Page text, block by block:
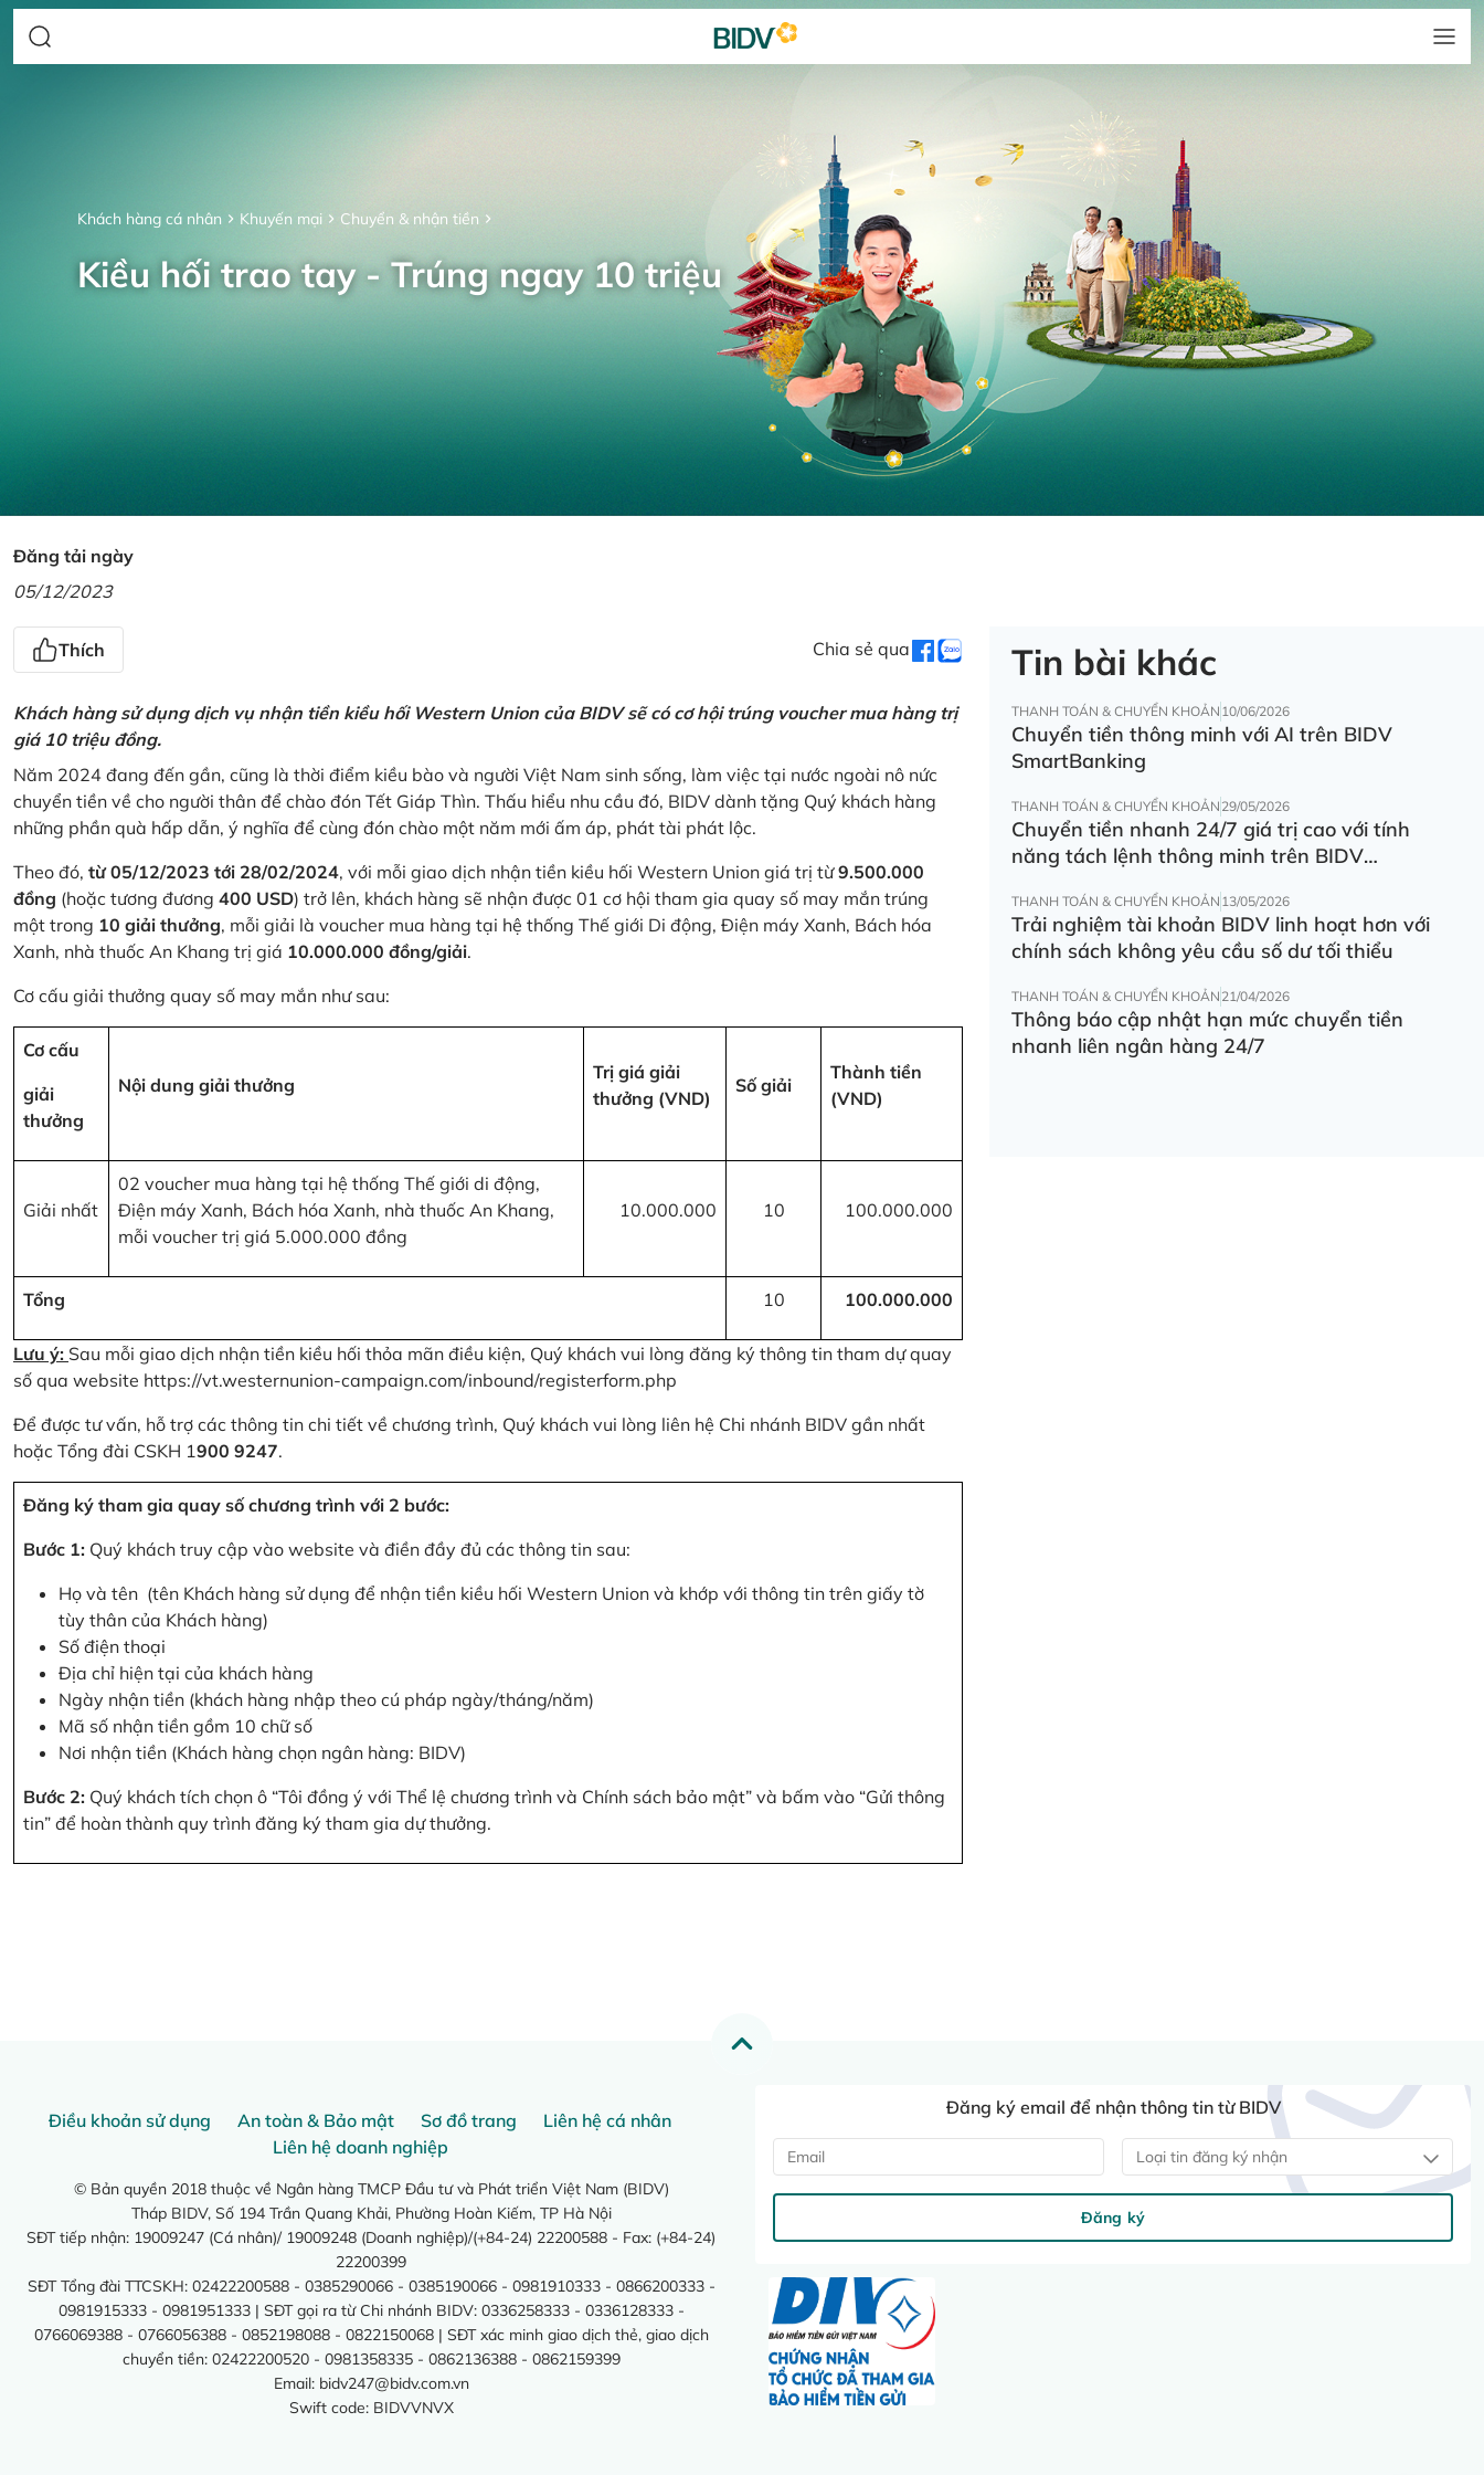
Khách hàng cá nhân Khuyến mại Chuyển & nhận tiền
Kiều hối trao tay - Trúng ngay 10 triệu
Đăng tải ngày
05/12/2023
Thích Chia sẻ qua
Khách hàng sử dụng dịch vụ nhận tiền kiều hối Western Union của BIDV sẽ có cơ hội trúng voucher mua hàng trị
giá 10 triệu đồng.
Năm 2024 đang đến gần, cũng là thời điểm kiều bào và người Việt Nam sinh sống, làm việc tại nước ngoài nô nức
chuyển tiền về cho người thân để chào đón Tết Giáp Thìn. Thấu hiểu nhu cầu đó, BIDV dành tặng Quý khách hàng
những phần quà hấp dẫn, ý nghĩa để cùng đón chào một năm mới ấm áp, phát tài phát lộc.
Theo đó, từ 05/12/2023 tới 28/02/2024, với mỗi giao dịch nhận tiền kiều hối Western Union giá trị từ9.500.000
đồng (hoặc tương đương 400 USD) trở lên, khách hàng sẽ nhận được 01 cơ hội tham gia quay số may mắn trúng
một trong 10 giải thưởng, mỗi giải là voucher mua hàng tại hệ thống Thế giới Di động, Điện máy Xanh, Bách hóa
Xanh, nhà thuốc An Khang trị giá 10.000.000 đồng/giải.
Cơ cấu giải thưởng quay số may mắn như sau:
Cơ cấu
giải
thưởng
Nội dung giải thưởng
Trị giá giải
thưởng (VND)
Số giải
Thành tiền
(VND)
Giải nhất
02 voucher mua hàng tại hệ thống Thế giới di động,
Điện máy Xanh, Bách hóa Xanh, nhà thuốc An Khang,
mỗi voucher trị giá 5.000.000 đồng
10.000.000 10 100.000.000
Tổng 10 100.000.000
Lưu ý: Sau mỗi giao dịch nhận tiền kiều hối thỏa mãn điều kiện, Quý khách vui lòng đăng ký thông tin tham dự quay
số qua website https://vt.westernunion-campaign.com/inbound/registerform.php
Để được tư vấn, hỗ trợ các thông tin chi tiết về chương trình, Quý khách vui lòng liên hệ Chi nhánh BIDV gần nhất
hoặc Tổng đài CSKH 1900 9247.
Đăng ký tham gia quay số chương trình với 2 bước:
Bước 1: Quý khách truy cập vào website và điền đầy đủ các thông tin sau:
Họ và tên (tên Khách hàng sử dụng để nhận tiền kiều hối Western Union và khớp với thông tin trên giấy tờ
tùy thân của Khách hàng)
Số điện thoại
Địa chỉ hiện tại của khách hàng
Ngày nhận tiền (khách hàng nhập theo cú pháp ngày/tháng/năm)
Mã số nhận tiền gồm 10 chữ số
Nơi nhận tiền (Khách hàng chọn ngân hàng: BIDV)
Bước 2: Quý khách tích chọn ô “Tôi đồng ý với Thể lệ chương trình và Chính sách bảo mật” và bấm vào “Gửi thông
tin” để hoàn thành quy trình đăng ký tham gia dự thưởng.
Tin bài khác
THANH TOÁN & CHUYỂN KHOẢN 10/06/2026
Chuyển tiền thông minh với AI trên BIDV
SmartBanking
THANH TOÁN & CHUYỂN KHOẢN 29/05/2026
Chuyển tiền nhanh 24/7 giá trị cao với tính
năng tách lệnh thông minh trên BIDV
THANH TOÁN & CHUYỂN KHOẢN 13/05/2026
Trải nghiệm tài khoản BIDV linh hoạt hơn với
chính sách không yêu cầu số dư tối thiểu
THANH TOÁN & CHUYỂN KHOẢN 21/04/2026
Thông báo cập nhật hạn mức chuyển tiền
nhanh liên ngân hàng 24/7
Điều khoản sử dụng An toàn & Bảo mật Sơ đồ trang
Liên hệ cá nhân
Liên hệ doanh nghiệp
© Bản quyền 2018 thuộc về Ngân hàng TMCP Đầu tư và Phát triển Việt Nam (BIDV)
Tháp BIDV, Số 194 Trần Quang Khải, Phường Hoàn Kiếm, TP Hà Nội
SĐT tiếp nhận: 19009247 (Cá nhân)/ 19009248 (Doanh nghiệp)/(+84-24) 22200588 - Fax: (+84-24)
22200399
SĐT Tổng đài TTCSKH: 02422200588 - 0385290066 - 0385190066 - 0981910333 - 0866200333 -
0981915333 - 0981951333 | SĐT gọi ra từ Chi nhánh BIDV: 0336258333 - 0336128333 -
0766069388 - 0766056388 - 0852198088 - 0822150068 | SĐT xác minh giao dịch thẻ, giao dịch
chuyển tiền: 02422200520 - 0981358335 - 0862136388 - 0862159399
Email: bidv247@bidv.com.vn
Swift code: BIDVVNVX
Đăng ký email để nhận thông tin từ BIDV
Loại tin đăng ký nhận
Đăng ký